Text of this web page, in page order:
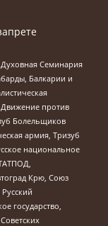
Семинария
Балкарии и
против
Болельщиков
армия, Тризуб
национальное
Крю, Союз
государство,